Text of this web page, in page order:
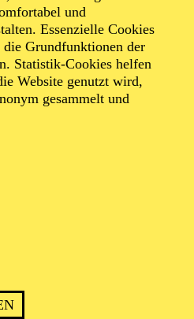
und
Essenzielle Cookies
Grundfunktionen der
Statistik-Cookies helfen
Website genutzt wird,
gesammelt und
Baronner
Er schloss zunächst